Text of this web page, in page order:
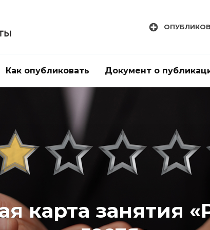
Как опубликовать Документ о
карта занятия